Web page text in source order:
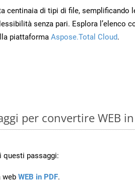
centinaia di tipi di file, semplificando
senza pari. Esplora l’elenco
piattaforma Aspose.Total Cloud.
per convertire WEB
questi passaggi:
web WEB in PDF.